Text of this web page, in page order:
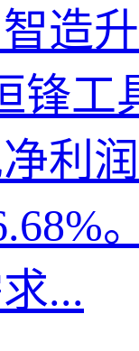
造
锋工
利
...